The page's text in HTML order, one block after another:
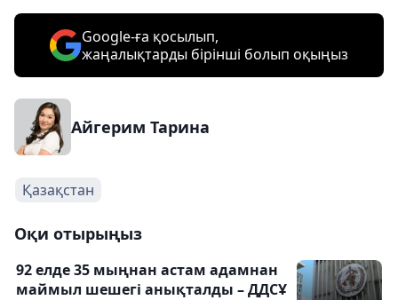
Google-ға қосылып,
жаңалықтарды бірінші болып оқыңыз
Айгерим Тарина
Қазақстан
Оқи отырыңыз
92 елде 35 мыңнан астам адамнан
маймыл шешегі анықталды – ДДСҰ